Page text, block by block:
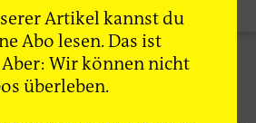
Bewegung Gesellschaft
Artikel kannst du
Abo lesen. Das ist
Wir können nicht
überleben.